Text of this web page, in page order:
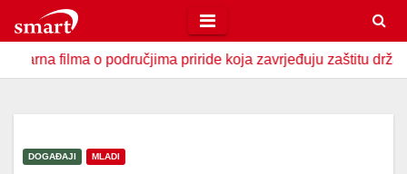
to
contento područjima priride koja zavrjeđuju zaštitu države
DOGAĐAJI MLADI